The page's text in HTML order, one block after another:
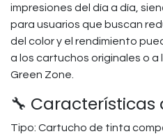
impresiones del día a día,
para usuarios que buscan
del color y el rendimiento
a los cartuchos originales o
Green Zone.
🔧
Tipo: Cartucho de tinta